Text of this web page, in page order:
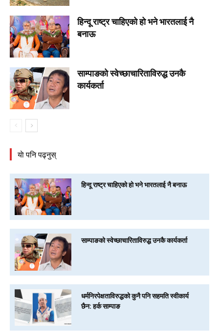
हिन्दू राष्ट्र चाहिएको हो भने भारतलाई नै
बनाऊ
साम्पाङको स्वेच्छाचारिताविरुद्ध उनकै
कार्यकर्ता
याे पनि पढ्नुस्
हिन्दू राष्ट्र चाहिएको हो भने भारतलाई नै बनाऊ
साम्पाङको स्वेच्छाचारिताविरुद्ध उनकै कार्यकर्ता
धर्मनिरपेक्षताविरुद्धको कुनै पनि सहमति स्वीकार्य
छैन: हर्क साम्पाङ